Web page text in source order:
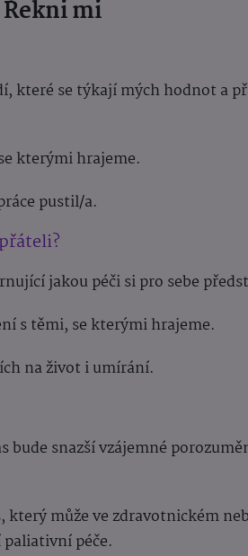
mi
které se týkají mých hodnot a
kterými hrajeme.
pustil/a.
jakou péči si pro sebe
s těmi, se kterými hrajeme.
na život i umírání.
bude snazší vzájemné
který může ve zdravotnickém
péče.